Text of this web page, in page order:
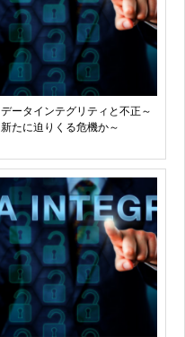
データインテグリティと不正～
新たに迫りくる危機か～